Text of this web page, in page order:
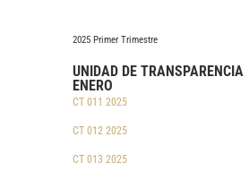
2025 Primer Trimestre
UNIDAD DE TRANSPARENCIA
ENERO
CT 011 2025
CT 012 2025
CT 013 2025